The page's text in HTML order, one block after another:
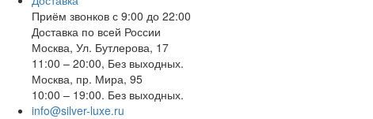
Приём звонков с 9:00 до 22:00
Доставка по всей России
Москва, Ул. Бутлерова, 17
11:00 – 20:00, Без выходных.
Москва, пр. Мира, 95
10:00 – 19:00. Без выходных.
info@silver-luxe.ru